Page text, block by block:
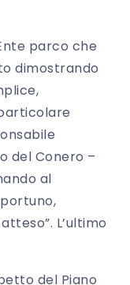
parco che
dimostrando
del Conero –
al
L’ultimo
del Piano